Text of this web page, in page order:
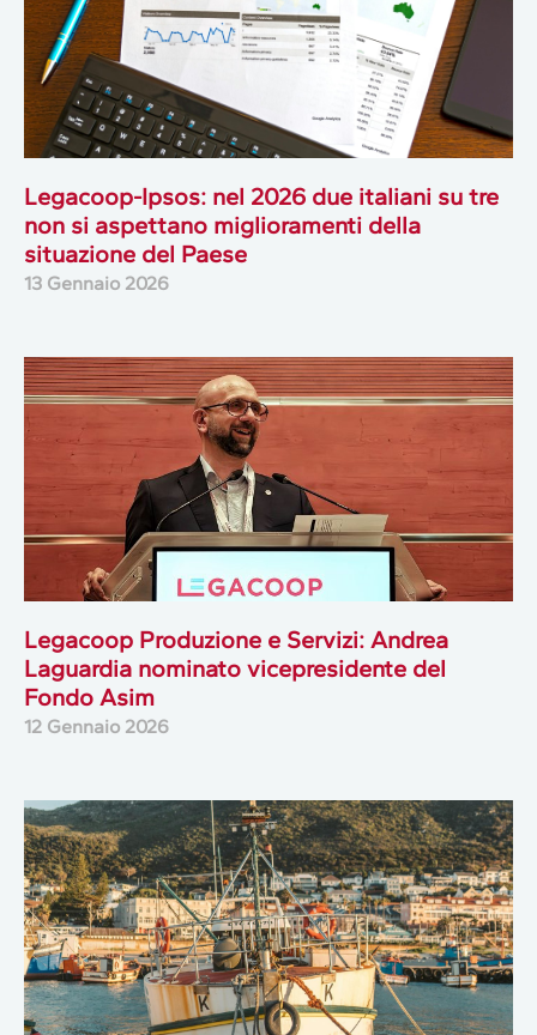
Legacoop-Ipsos: nel 2026 due italiani su tre
non si aspettano miglioramenti della
situazione del Paese
13 Gennaio 2026
Legacoop Produzione e Servizi: Andrea
Laguardia nominato vicepresidente del
Fondo Asim
12 Gennaio 2026